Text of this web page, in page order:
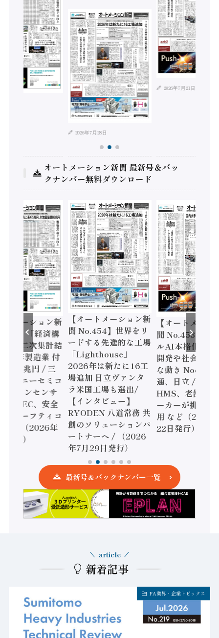
2026年7月28日
2026年7月21日
オートメーション新聞 最新号＆バッ
クナンバー無料ダウンロード
トメーション新
】「経済構
調査二次集計結
年製造業 付
額86兆円 / 三
とソニーセミコ
ジョンセンサ
/ IDEC、安全
すセーフティコ
ーラ（2026年
発行）
【オートメーション新
聞 No.454】世界をリ
ードする先進的な工場
「Lighthouse」
2026年は新たに16工
場追加 日立ヴァンタ
ラ米国工場も選出/
【インタビュー】
RYODEN 八道常務 共
創のソリューションパ
ートナーへ / （2026
年7月29日発行）
【オートメーシ
聞 No.453】フ
ルAI本格化へ
開発や社会実装
な動き Noetra
通、日立 / 兵神
HMS、老舗ポ
ーカーが挑むデ
用 など（2026
22日発行）
最新号＆バックナンバー一覧
新着記事
article
FA業界・企業トピックス